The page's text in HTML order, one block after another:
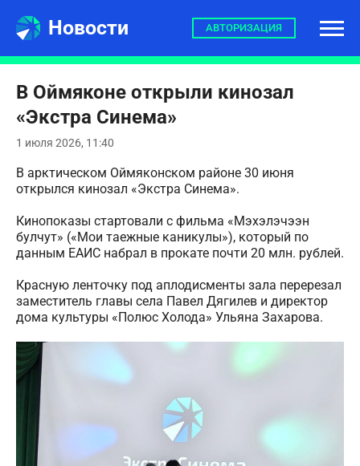
Новости АВТОРИЗАЦИЯ
В Оймяконе открыли кинозал
«Экстра Синема»
1 июля 2026, 11:40
В арктическом Оймяконском районе 30 июня
открылся кинозал «Экстра Синема».
Кинопоказы стартовали с фильма «Мэхэлэчээн
булчут» («Мои таежные каникулы»), который по
данным ЕАИС набрал в прокате почти 20 млн. рублей.
Красную ленточку под аплодисменты зала перерезал
заместитель главы села Павел Дягилев и директор
дома культуры «Полюс Холода» Ульяна Захарова.